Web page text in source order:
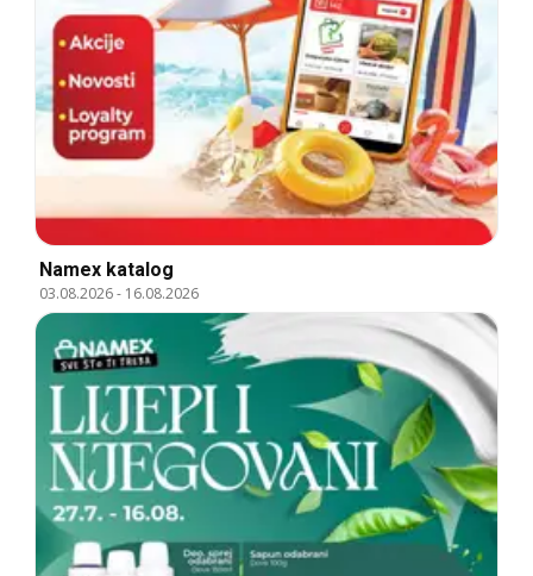
Namex katalog
03.08.2026- 16.08.2026